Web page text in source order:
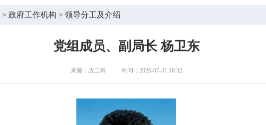
> 政府工作机构 > 领导分工及介绍
党组成员、副局长 杨卫东
来源：政工科 时间：2026-07-31 16:32